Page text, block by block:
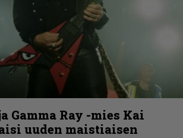
Gamma Ray -mies Kai
uuden maistiaisen